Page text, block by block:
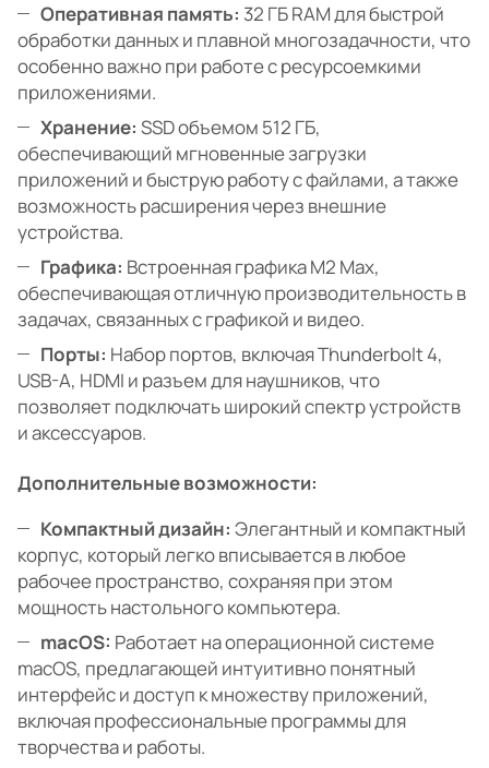
Оперативная память: 32 ГБ RAM для быстрой
обработки данных и плавной многозадачности, что
особенно важно при работе с ресурсоемкими
приложениями.
Хранение: SSD объемом 512 ГБ,
обеспечивающий мгновенные загрузки
приложений и быструю работу с файлами, а также
возможность расширения через внешние
устройства.
Графика: Встроенная графика M2 Max,
обеспечивающая отличную производительность в
задачах, связанных с графикой и видео.
Порты: Набор портов, включая Thunderbolt 4,
USB-A, HDMI и разъем для наушников, что
позволяет подключать широкий спектр устройств
и аксессуаров.
Дополнительные возможности:
Компактный дизайн: Элегантный и компактный
корпус, который легко вписывается в любое
рабочее пространство, сохраняя при этом
мощность настольного компьютера.
macOS: Работает на операционной системе
macOS, предлагающей интуитивно понятный
интерфейс и доступ к множеству приложений,
включая профессиональные программы для
творчества и работы.